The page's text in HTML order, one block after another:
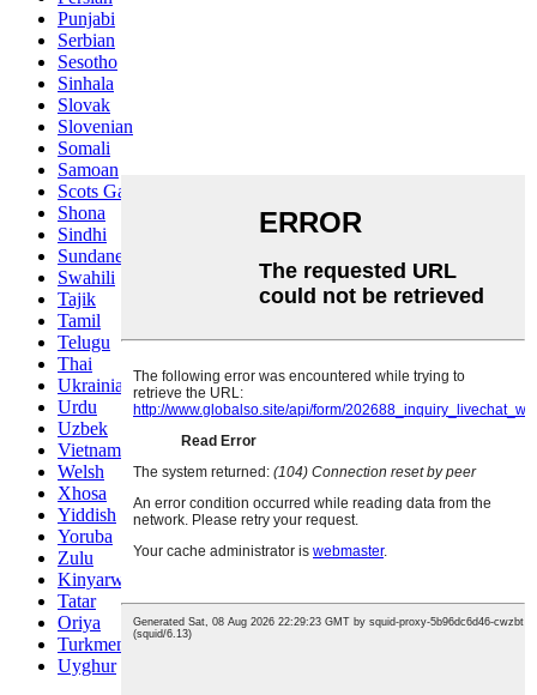
Punjabi
Serbian
Sesotho
Sinhala
Slovak
Slovenian
Somali
Samoan
Scots Gaelic
Shona
Sindhi
Sundanese
Swahili
Tajik
Tamil
Telugu
Thai
Ukrainian
Urdu
Uzbek
Vietnamese
Welsh
Xhosa
Yiddish
Yoruba
Zulu
Kinyarwanda
Tatar
Oriya
Turkmen
Uyghur